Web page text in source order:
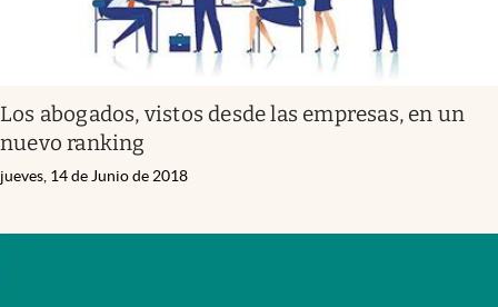
Los abogados, vistos desde las empresas, en un
nuevo ranking
jueves, 14 de Junio de 2018